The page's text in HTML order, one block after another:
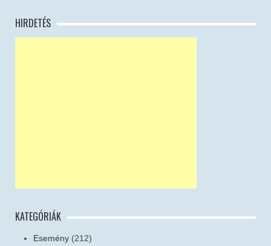
HIRDETÉS
KATEGÓRIÁK
Esemény (212)